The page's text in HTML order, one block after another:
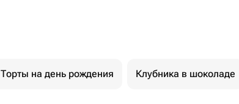
Торты на день рождения Клубника в шоколаде